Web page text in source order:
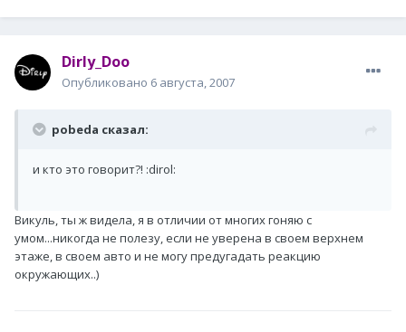
Dirly_Doo
Опубликовано 6 августа, 2007
pobeda сказал:
и кто это говорит?! :dirol:
Викуль, ты ж видела, я в отличии от многих гоняю с
умом...никогда не полезу, если не уверена в своем верхнем
этаже, в своем авто и не могу предугадать реакцию
окружающих..)